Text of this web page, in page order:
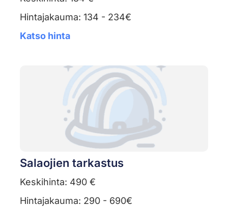
Hintajakauma: 134 - 234€
Katso hinta
Salaojien tarkastus
Keskihinta: 490 €
Hintajakauma: 290 - 690€